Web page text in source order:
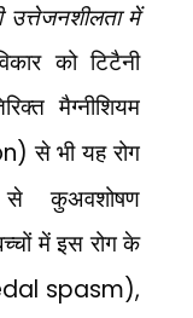
में
को टिटैनी
मैग्नीशियम
से भी यह रोग
कुअवशोषण
में इस रोग के
spasm),